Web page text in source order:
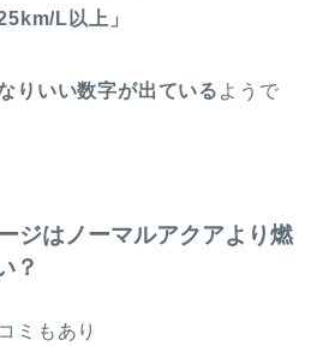
L以上」
りいい数字が出ている ようで
ジはノーマルアクアより燃
？
ミもあり